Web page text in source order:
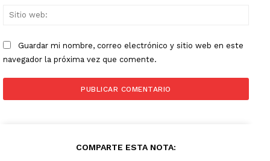
Guardar mi nombre, correo electrónico y sitio web en este
navegador la próxima vez que comente.
COMPARTE ESTA NOTA: